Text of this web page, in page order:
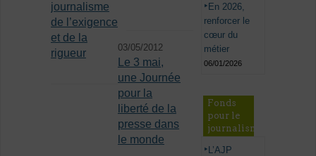
journalisme
de l’exigence
et de la
rigueur
03/05/2012
Le 3 mai,
une Journée
pour la
liberté de la
presse dans
le monde
En 2026,
renforcer le
cœur du
métier
06/01/2026
Fonds
pour le
journalisme
L’AJP